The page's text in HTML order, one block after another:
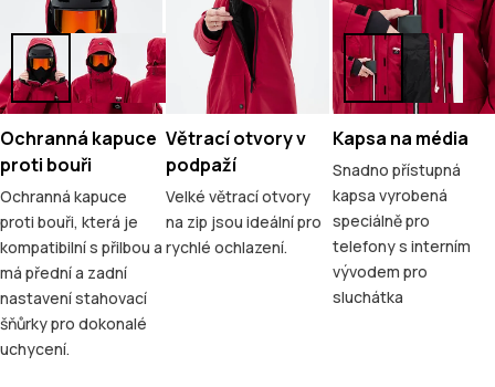
Ochranná kapuce
proti bouři
Ochranná kapuce
proti bouři, která je
kompatibilní s přilbou a
má přední a zadní
nastavení stahovací
šňůrky pro dokonalé
uchycení.
Větrací otvory v
podpaží
Velké větrací otvory
na zip jsou ideální pro
rychlé ochlazení.
Kapsa na média
Snadno přístupná
kapsa vyrobená
speciálně pro
telefony s interním
vývodem pro
sluchátka